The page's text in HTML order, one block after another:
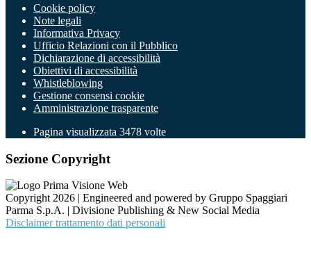
Cookie policy
Note legali
Informativa Privacy
Ufficio Relazioni con il Pubblico
Dichiarazione di accessibilità
Obiettivi di accessibilità
Whistleblowing
Gestione consensi cookie
Amministrazione trasparente
Pagina visualizzata 3478 volte
Sezione Copyright
Copyright 2026 | Engineered and powered by Gruppo Spaggiari
Parma S.p.A. | Divisione Publishing & New Social Media
Disclaimer trattamento dati personali